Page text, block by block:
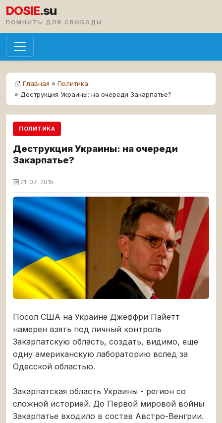
DOSIE.su
ПОМНИТЬ ДЛЯ СВОБОДЫ
Главная » Политика
» Деструкция Украины: на очереди Закарпатье?
ПОЛИТИКА
Деструкция Украины: на очереди
Закарпатье?
21-07-2015
Посол США на Украине Джеффри Пайетт
намерен взять под личный контроль
Закарпатскую область, создать, видимо, еще
одну американскую лабораторию вслед за
Одесской областью.
Закарпатская область Украины - регион со
сложной историей. До Первой мировой войны
Закарпатье входило в состав Австро-Венгрии.